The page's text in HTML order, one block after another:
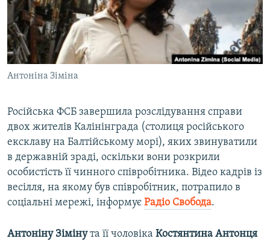
ВІДЕОУРОКИ «ELIFBE»
СВІДЧЕННЯ ОКУПАЦІЇ
УКРАЇНСЬКА ПРОБЛЕМА КРИМУ
ІНФОГРАФІКА
Русский
Qırımtatar
ДОЛУЧАЙСЯ!
Усі сайти RFE/RL
Антоніна Зіміна
Російська ФСБ завершила розслідування справи
двох жителів Калінінграда (столиця російського
ексклаву на Балтійському морі), яких звинуватили
в державній зраді, оскільки вони розкрили
особистість її чинного співробітника. Відео кадрів із
весілля, на якому був співробітник, потрапило в
соціальні мережі, інформує Радіо Свобода.
Антоніну Зімінута її чоловіка Костянтина Антонця